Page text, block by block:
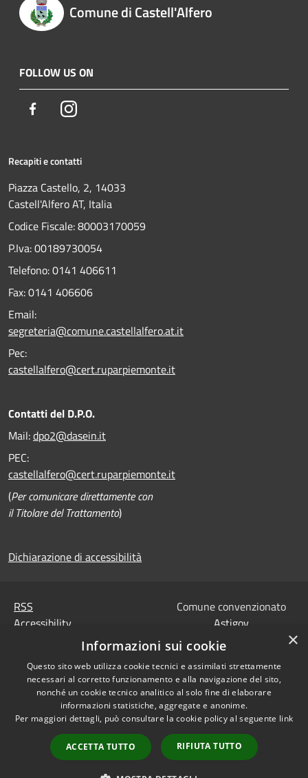
Comune di Castell'Alfero
FOLLOW US ON
FacebookInstagram
Recapiti e contatti
Piazza Castello, 2, 14033
Castell'Alfero AT, Italia
Codice Fiscale: 80003170059
P.Iva: 00189730054
Telefono:0141 406611
Fax:0141 406606
Email:
segreteria@comune.castellalfero.at.it
Pec:
castellalfero@cert.ruparpiemonte.it
Contatti del D.P.O.
Mail:dpo2@dasein.it
PEC:
castellalfero@cert.ruparpiemonte.it
(Per comunicare direttamente con
il Titolare del Trattamento)
Dichiarazione di accessibilità
RSS
Accessibility
Sitemap
Codice Univoco IPA,
Tesoreria e Coordinate
bancarie
Dati di contatto DPO
Dichiarazione di
Comune convenzionato
Astigov
Progetto|Convenzione
Adesioni
•Accesso redazione
×
Informazioni sui cookie
Questo sito web utilizza cookie tecnici e assimilati strettamente
necessari al corretto funzionamento e alla navigazione del sito,
nonché un cookie tecnico analitico al solo fine di elaborare
informazioni statistiche, aggregate e anonime.
Per maggiori dettagli, può consultare la cookie policy al seguente link
ACCETTA TUTTO RIFIUTA TUTTO